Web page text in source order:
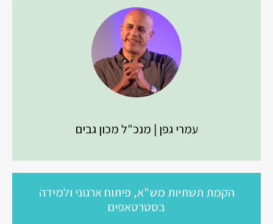
עמרי גפן | מנכ"ל מכון גבים
הקמת תשתיות מש"א, פיתוח ארגוני ולמידה
בסטרטאפים